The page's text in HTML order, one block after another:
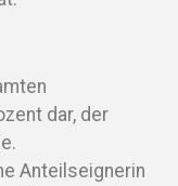
dar, der
Anteilseignerin